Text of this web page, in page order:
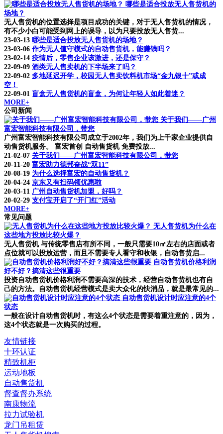
哪些是适合投放无人售货机的
场地？
无人售货机的位置选择是项目成功的关键，对于无人售货机的情况，
有不少小白可能受到网上的误导，以为只要投放无人售货...
23-03-13 哪些是适合投放无人售货机的场地？
23-03-06 作为无人值守模式的自动售货机，能赚钱吗？
23-02-14 疫情后，零售企业该激进，还是保守？
22-09-09 酒类无人售卖机的下半场来了吗？
22-09-02 多地延迟开学，校园无人售卖饮料机市场“金九银十”或成
空！
22-09-01 盲盒无人售货机的盲盒，为何让年轻人如此着迷？
MORE+
公司新闻
关于我们——广州
富宏智能科技有限公司，带您
广州富宏智能科技有限公司成立于2002年，我们为上千家企业提供自
动售货机服务。 富宏首创 自动售货机 免费投放...
21-02-07 关于我们——广州富宏智能科技有限公司，带您
20-11-20 富宏助力德邦奋战“双11”
20-08-19 为什么选择富宏的自动售货机？
20-04-24 京东又有扫码领优惠啦
20-03-11 广州自动售货机加盟，好吗？
20-02-29 支付宝开启了“开门红”活动
MORE+
常见问题
无人售货机为什么在
这些地方投放比较火爆？
无人售货机 与传统零售店有所不同，一般只需要10㎡左右的店面或者
点位就可以投放运营，而且不需要专人看守和收银，自动售货启...
自动售货机价格利润
好不好？搞清这些很重要
投资自动售货机价格利润不需要高深的技术，经营自动售货机也有自
己的方法。自动售货机经营模式是卖大众化的快消品，就是最常见的...
自动售货机设计时应注意的4个
状态
一般在设计自动售货机时，有这么4个状态是需要着重注意的，因为，
这4个状态就是一次购买的过程。
友情链接
十环认证
精致机柜
运动地板
自动售货机
督查督办系统
南康物流
拉力试验机
龙门吊租赁